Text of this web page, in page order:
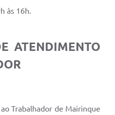
às 16h.
ATENDIMENTO
Trabalhador de Mairinque